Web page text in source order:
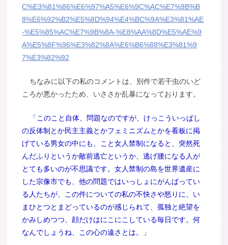
C%E3%81%86%E6%97%A5%E6%9C%AC%E7%9B%B
8%E6%92%B2%E5%8D%94%E4%BC%9A%E3%81%AE
-%E5%85%AC%E7%9B%8A-%E8%AA%8D%E5%AE%9
A%E5%8F%96%E3%82%8A%E6%B6%88%E3%81%9
7%E3%82%92
ちなみに以下の私のコメントは、別件で若干虫のいど
ころが悪かったため、いささか乱暴になっております。
「このこと自体、問題なのですが、けっこういっぱし
の反体制とか民主主義とかフェミニズムとかを看板に掲
げている男女の中にも、こと女人禁制になると、突然死
んだふりというか敵前逃亡というか、逃げ腰になる人が
とても多いのが不思議です。女人禁制の島を世界遺産に
した宗像市でも、他の問題ではいっしょにがんばってい
る人たちが、この件についての私の不快さや怒りに、い
まひとつとまどっているのが感じられて、孤独と絶望を
かみしめつつ、顔だけはにこにこしている毎日です。何
なんでしょうね、この心の遠さとは。」